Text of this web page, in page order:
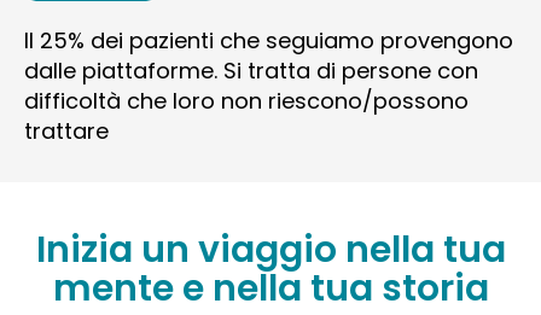
Il 25% dei pazienti che seguiamo provengono
dalle piattaforme. Si tratta di persone con
difficoltà che loro non riescono/possono
trattare
Inizia un viaggio nella tua
mente e nella tua storia